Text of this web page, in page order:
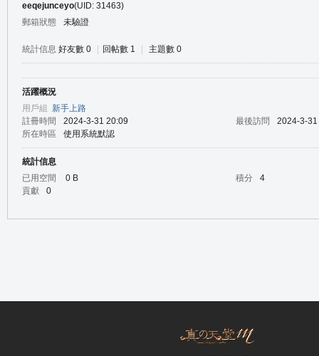
eeqejunceyo(UID: 31463)
郵箱狀態
未驗證
統計信息 好友數 0 回帖數 1 主題數 0
活躍概況
用戶組 新手上路
註冊時間
2024-3-31 20:09 最後訪問
2024-3-
所在時區
使用系統默認
統計信息
已用空間
0 B 積分
4
貢獻
0